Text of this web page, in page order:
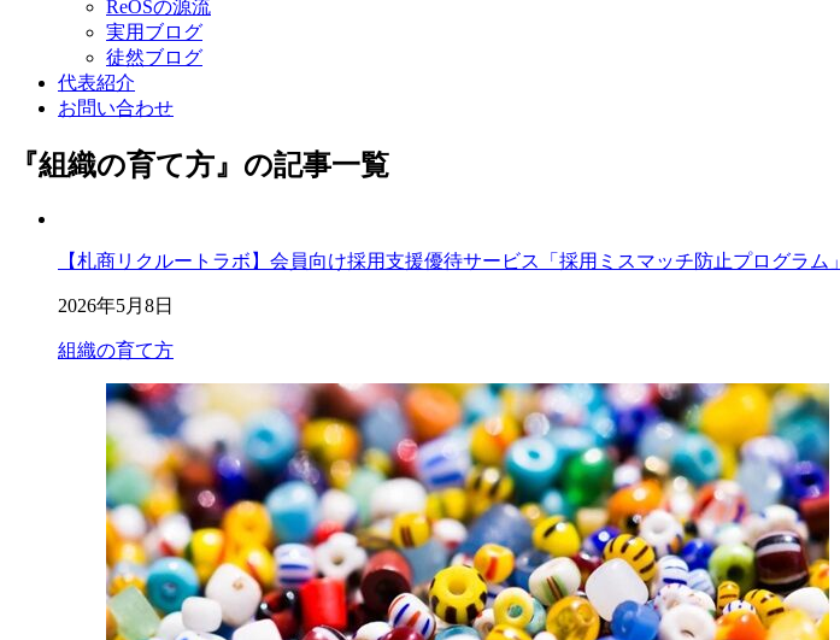
ReOSの源流
実用ブログ
徒然ブログ
代表紹介
お問い合わせ
『組織の育て方』の記事一覧
【札商リクルートラボ】会員向け採用支援優待サービス「採用ミスマッチ防止プログラム」
2026年5月8日
組織の育て方